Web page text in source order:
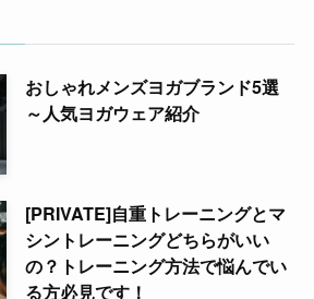
おしゃれメンズヨガブランド5選
～人気ヨガウェア紹介
[PRIVATE]自重トレーニングとマ
シントレーニングどちらがいい
の？トレーニング方法で悩んでい
る方必見です！